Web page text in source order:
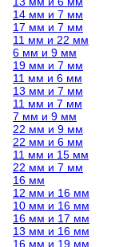
14 мм и 7 мм
17 мм и 7 мм
11 мм и 22 мм
6 мм и 9 мм
19 мм и 7 мм
11 мм и 6 мм
13 мм и 7 мм
11 мм и 7 мм
7 мм и 9 мм
22 мм и 9 мм
22 мм и 6 мм
11 мм и 15 мм
22 мм и 7 мм
16 мм
12 мм и 16 мм
10 мм и 16 мм
16 мм и 17 мм
13 мм и 16 мм
16 мм и 19 мм